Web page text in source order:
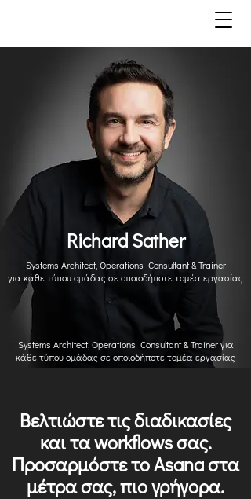
Systems Architect, Operations Consultant & Trainer
για κάθε τύπου ομάδας σε οποιοδήποτε τομέα εργασίας
Richard Sather
Systems Architect, Operations Consultant & Trainer για
κάθε τύπου ομάδας σε οποιοδήποτε τομέα εργασίας
Βελτιώστε τις διαδικασίες
και τα workflows σας.
Προσαρμόστε το Αsana στα
μέτρα σας, πιο γρήγορα.